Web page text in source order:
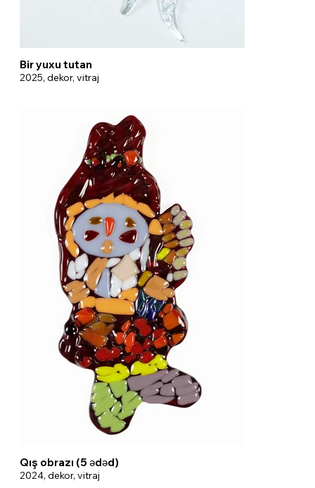
Bir yuxu tutan
2025, dekor, vitraj
Qış obrazı (5 ədəd)
2024, dekor, vitraj